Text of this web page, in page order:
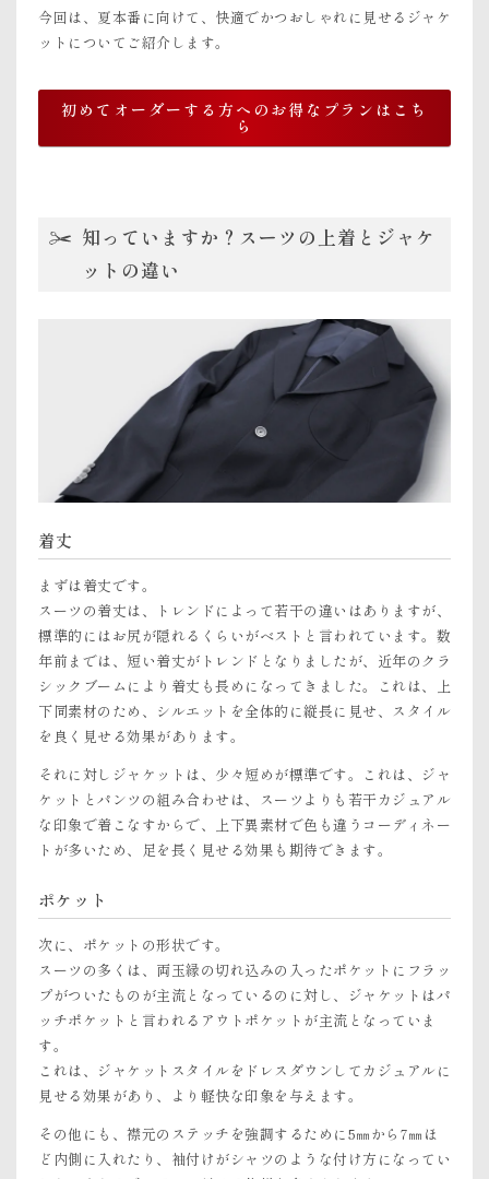
今回は、夏本番に向けて、快適でかつおしゃれに見せるジャケ
ットについてご紹介します。
初めてオーダーする方へのお得なプランはこち
ら
知っていますか？スーツの上着とジャケ
ットの違い
着丈
まずは着丈です。
スーツの着丈は、トレンドによって若干の違いはありますが、
標準的にはお尻が隠れるくらいがベストと言われています。数
年前までは、短い着丈がトレンドとなりましたが、近年のクラ
シックブームにより着丈も長めになってきました。これは、上
下同素材のため、シルエットを全体的に縦長に見せ、スタイル
を良く見せる効果があります。
それに対しジャケットは、少々短めが標準です。これは、ジャ
ケットとパンツの組み合わせは、スーツよりも若干カジュアル
な印象で着こなすからで、上下異素材で色も違うコーディネー
トが多いため、足を長く見せる効果も期待できます。
ポケット
次に、ポケットの形状です。
スーツの多くは、両玉縁の切れ込みの入ったポケットにフラッ
プがついたものが主流となっているのに対し、ジャケットはパ
ッチポケットと言われるアウトポケットが主流となっていま
す。
これは、ジャケットスタイルをドレスダウンしてカジュアルに
見せる効果があり、より軽快な印象を与えます。
その他にも、襟元のステッチを強調するために5㎜から7㎜ほ
ど内側に入れたり、袖付けがシャツのような付け方になってい